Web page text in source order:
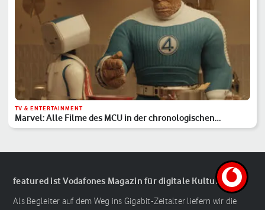
TV & ENTERTAINMENT
Marvel: Alle Filme des MCU in der chronologischen
Reihenfolge
featured ist Vodafones Magazin für digitale Kultur
Als Begleiter auf dem Weg ins Gigabit-Zeitalter liefern wir die